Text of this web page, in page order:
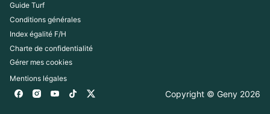
Guide Turf
Conditions générales
Index égalité F/H
Charte de confidentialité
Gérer mes cookies
Mentions légales
Copyright © Geny 2026